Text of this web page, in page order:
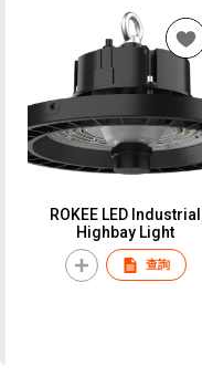
ROKEE LED Industrial
Highbay Light
查詢